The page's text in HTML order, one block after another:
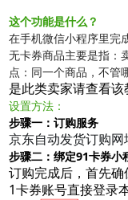
转转自动发货产品手
阿奇索商品铺货
这个功能是什么？
在手机微信小程序里完
无卡券商品主要是指：
点：同一个商品，不管
是此类卖家请查看该
设置方法：
步骤一：订购服务
京东自动发货订购网
步骤二：绑定91卡券小
订购完成后，首先
1卡券账号直接登录